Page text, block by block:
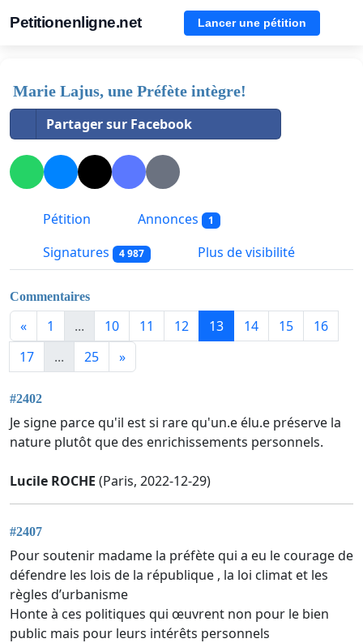
Petitionenligne.net Lancer une pétition
Marie Lajus, une Préfète intègre!
Partager sur Facebook
Pétition Annonces 1
Signatures 4 987 Plus de visibilité
Commentaires
« 1 ... 10 11 12 13 14 15
16
17
... 25 »
#2402
Je signe parce qu'il est si rare qu'un.e élu.e préserve la
nature plutôt que des enrichissements personnels.
Lucile ROCHE (Paris, 2022-12-29)
#2407
Pour soutenir madame la préfète qui a eu le courage de
défendre les lois de la république , la loi climat et les
règles d’urbanisme
Honte à ces politiques qui œuvrent non pour le bien
public mais pour leurs intérêts personnels